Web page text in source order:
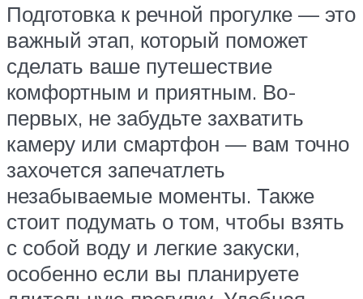
Подготовка к речной прогулке — это
важный этап, который поможет
сделать ваше путешествие
комфортным и приятным. Во-
первых, не забудьте захватить
камеру или смартфон — вам точно
захочется запечатлеть
незабываемые моменты. Также
стоит подумать о том, чтобы взять
с собой воду и легкие закуски,
особенно если вы планируете